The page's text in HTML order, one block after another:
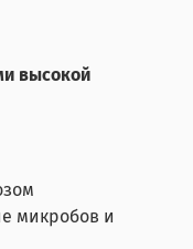
высокой
микробов и